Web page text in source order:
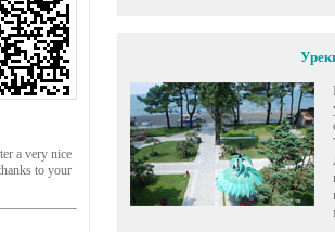
a very nice
to your